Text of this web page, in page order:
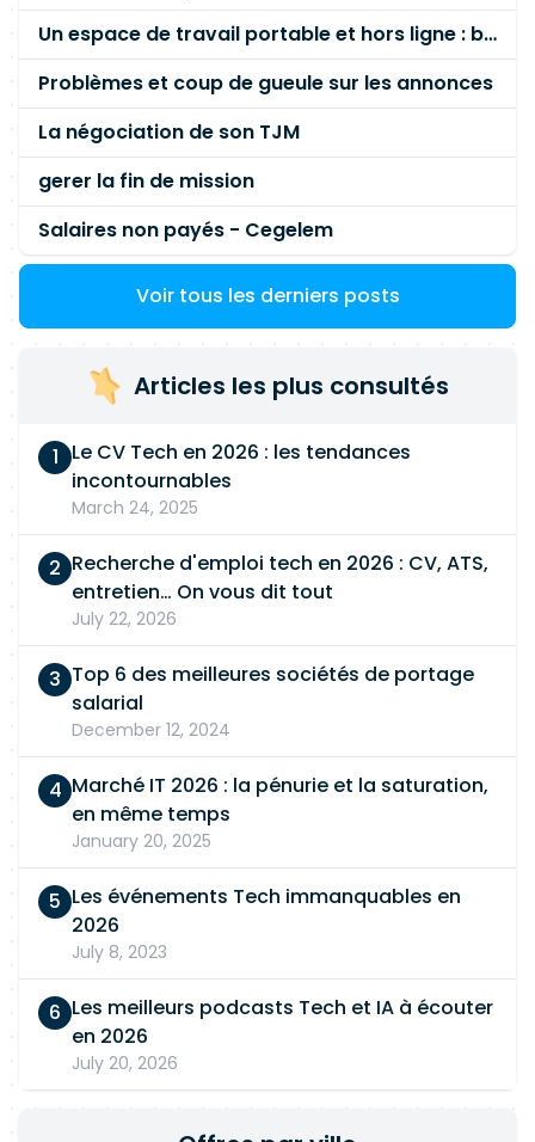
Un espace de travail portable et hors ligne : besoin réel ou fausse bonne idée ?
Problèmes et coup de gueule sur les annonces
La négociation de son TJM
gerer la fin de mission
Salaires non payés - Cegelem
Voir tous les derniers posts
Articles les plus consultés
Le CV Tech en 2026 : les tendances
incontournables
March 24, 2025
Recherche d'emploi tech en 2026 : CV, ATS,
entretien… On vous dit tout
July 22, 2026
Top 6 des meilleures sociétés de portage
salarial
December 12, 2024
Marché IT 2026 : la pénurie et la saturation,
en même temps
January 20, 2025
Les événements Tech immanquables en
2026
July 8, 2023
Les meilleurs podcasts Tech et IA à écouter
en 2026
July 20, 2026